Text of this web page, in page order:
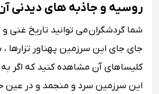
روسیه و جاذبه های دیدنی
شما گردشگران می توانید تاریخ غنی
جای جای این سرزمین پهناور
کلیساهای آن مشاهده کنید که اگر
این سرزمین سرد و منجمد و در عین